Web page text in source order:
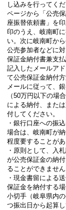
し込みを行ってく
ページから「公売
座振替依頼書」を
印のうえ、岐南町
い。次に岐南町か
公売参加者などに
保証金納付書兼支
記入したメールア
て公売保証金納付
メールに従って、
（50万円以下の場
による納付、また
付してください。
・銀行口座への振
場合は、岐南町が
程度要することがあ
・原則として、入
が公売保証金の納
ることができません
・現金書留による
保証金を納付する
小切手（岐阜県内
つ振出日から起算